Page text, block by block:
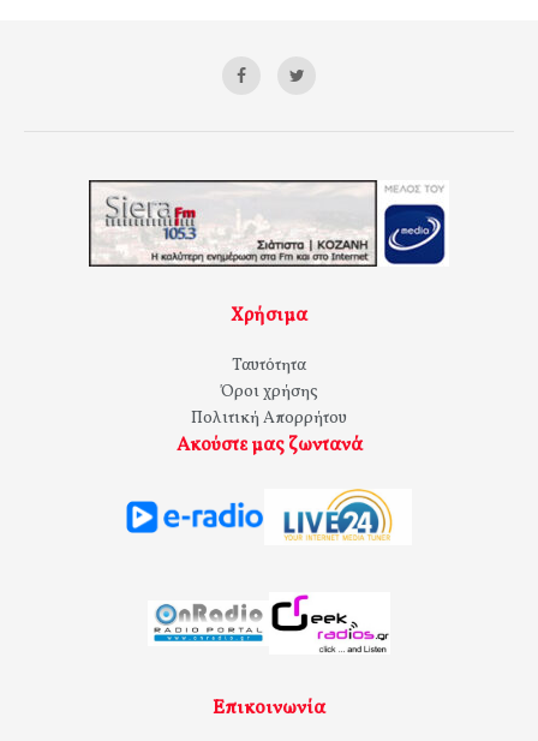
Χρήσιμα
Ταυτότητα
Όροι χρήσης
Πολιτική Απορρήτου
Ακούστε μας ζωντανά
Επικοινωνία